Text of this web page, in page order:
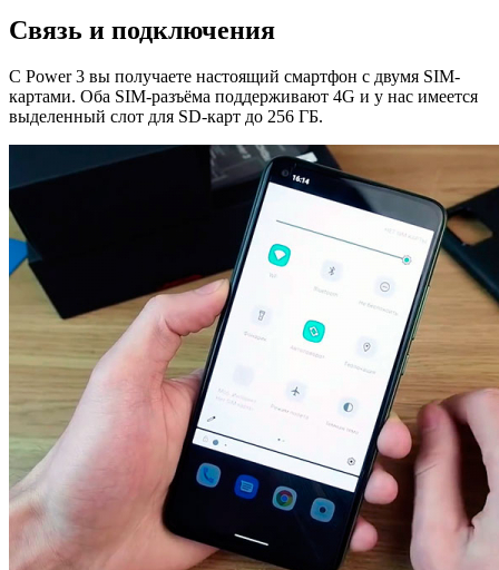
Связь и подключения
С Power 3 вы получаете настоящий смартфон с двумя SIM-
картами. Оба SIM-разъёма поддерживают 4G и у нас имеется
выделенный слот для SD-карт до 256 ГБ.